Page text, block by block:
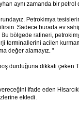
aynı zamanda bir petrol
Petrokimya
Sadece burada ev
bölgede rafineri,
acilen
değer alamayız. "
durduğuna dikkati çeken
ifade eden
ekledi.